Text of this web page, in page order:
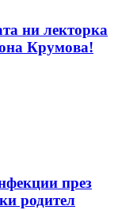
ни лекторка
Крумова!
през
родител